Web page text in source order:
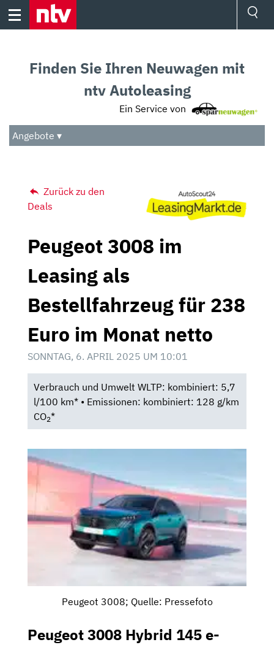
Skip
Audio
Das Beste
Finden Sie Ihren Neuwagen mit
ntv Autoleasing
Ein Service von
Angebote ▾
Zurück zu den
Deals
Peugeot 3008 im
Leasing als
Bestellfahrzeug für 238
Euro im Monat netto
SONNTAG, 6. APRIL 2025 UM 10:01
Verbrauch und Umwelt WLTP: kombiniert: 5,7
l/100 km* • Emissionen: kombiniert: 128 g/km
CO2*
Peugeot 3008; Quelle: Pressefoto
Peugeot 3008 Hybrid 145 e-